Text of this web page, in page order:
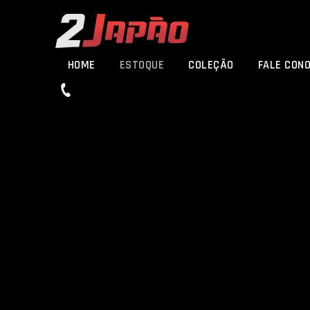
HOME ESTOQUE COLEÇÃO FALE